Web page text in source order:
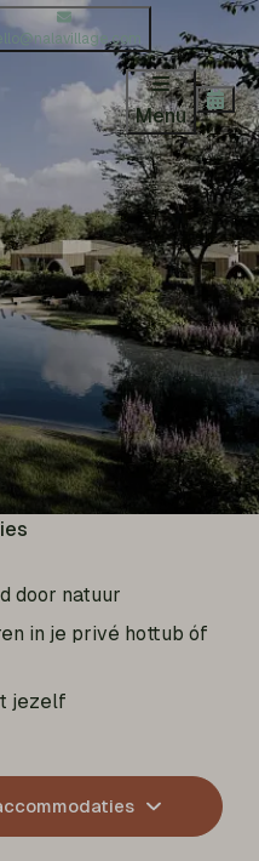
Menu
door natuur
in je privé hottub óf
jezelf